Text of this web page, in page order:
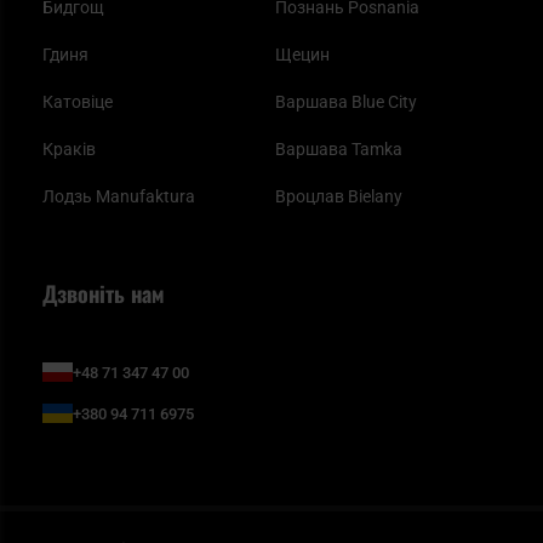
Бидгощ
Гдиня
Катовіце
Краків
Лодзь Manufaktura
Познань Posnania
Щецин
Варшава Blue City
Варшава Tamka
Вроцлав Bielany
Дзвоніть нам
+48 71 347 47 00
+380 94 711 6975